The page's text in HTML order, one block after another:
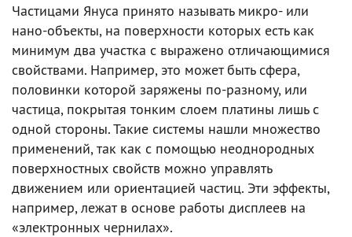
Частицами Януса принято называть микро- или
нано-объекты, на поверхности которых есть как
минимум два участка с выражено отличающимися
свойствами. Например, это может быть сфера,
половинки которой заряжены по-разному, или
частица, покрытая тонким слоем платины лишь с
одной стороны. Такие системы нашли множество
применений, так как с помощью неоднородных
поверхностных свойств можно управлять
движением или ориентацией частиц. Эти эффекты,
например, лежат в основе работы дисплеев на
«электронных чернилах».